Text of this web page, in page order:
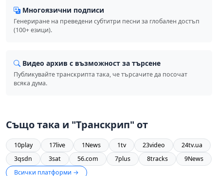
Многоязични подписи
Генериране на преведени субтитри песни за глобален достъп
(100+ езици).
Видео архив с възможност за търсене
Публикувайте транскрипта така, че търсачите да посочат
всяка дума.
Също така и "Транскрип" от
10play 17live 1News 1tv 23video
24tv.ua
3qsdn
3sat 56.com 7plus 8tracks
9News
Всички платформи →